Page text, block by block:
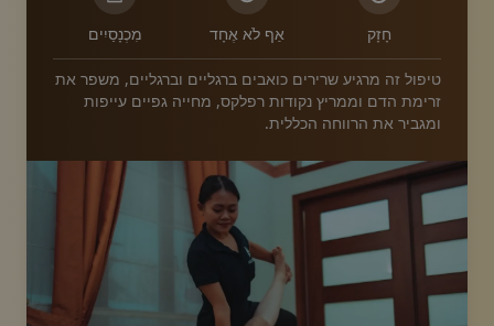
חָזָק אַף לֹא אֶחָד מִכְנָסַיִים
טיפול זה מרגיע שרירים כואבים ברגליים וברגליים, משפר את
זרימת הדם וממריץ נקודות רפלקס, מחייה גפיים עייפות
ומגביר את הרווחה הכללית.